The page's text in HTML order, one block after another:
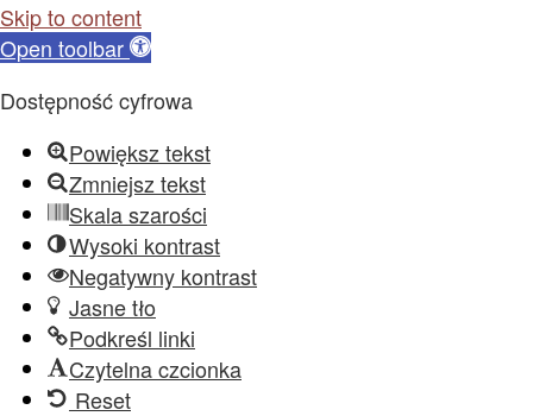
Skip to content
Open toolbar
Dostępność cyfrowa
Powiększ tekst
Zmniejsz tekst
Skala szarości
Wysoki kontrast
Negatywny kontrast
Jasne tło
Podkreśl linki
Czytelna czcionka
Reset